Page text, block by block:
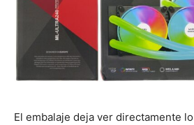
El embalaje deja ver directamente